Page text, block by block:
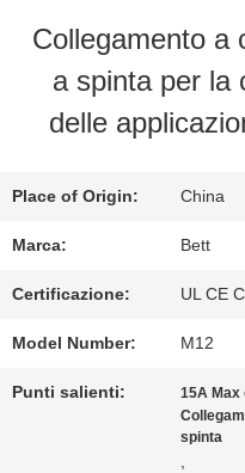
DELLA
FABBRICA
CONTROLLO
DI
QUALITÀ
MAPPA
Collegamento a
a spinta per la
delle
Place of Origin: China
Marca: Bett
Certificazione: UL CE
Model Number: M12
Punti salienti: 15A Max
spinta
,